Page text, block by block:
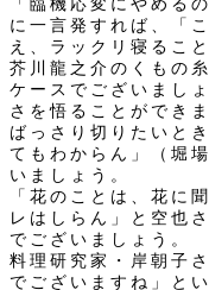
に一言発すれば、「
え、ラックリ寝るこ
芥川龍之介のくもの
ケースでございまし
さを悟ることができ
ばっさり切りたいと
てもわからん」（堀
いましょう。
「花のことは、花に
レはしらん」と空也
でございましょう。
料理研究家・岸朝子
でございますね」と